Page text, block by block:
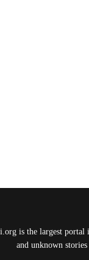
is the largest
and unknown